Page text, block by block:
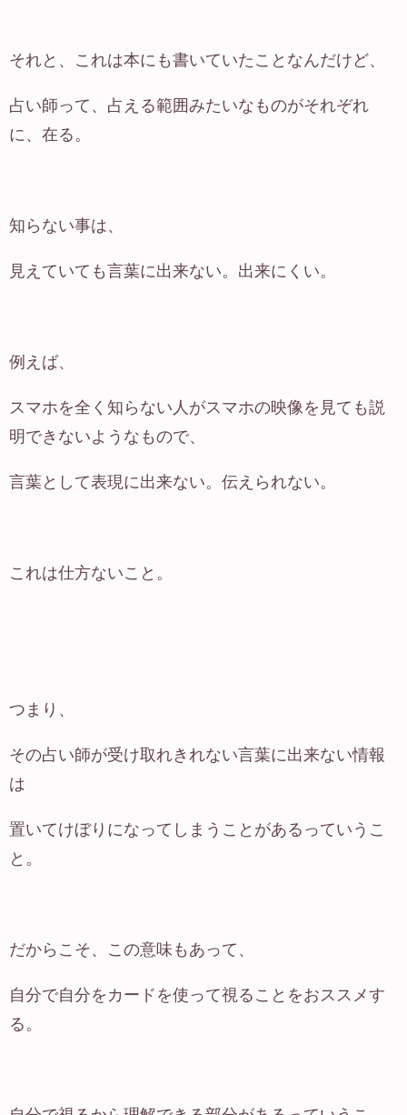
それと、これは本にも書いていたことなんだけど、
占い師って、占える範囲みたいなものがそれぞれ
に、在る。
知らない事は、
見えていても言葉に出来ない。出来にくい。
例えば、
スマホを全く知らない人がスマホの映像を見ても説
明できないようなもので、
言葉として表現に出来ない。伝えられない。
これは仕方ないこと。
つまり、
その占い師が受け取れきれない言葉に出来ない情報
は
置いてけぼりになってしまうことがあるっていうこ
と。
だからこそ、この意味もあって、
自分で自分をカードを使って視ることをおススメす
る。